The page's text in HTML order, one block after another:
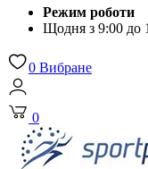
Режим роботи
Щодня з 9:00 до
0 Вибране
0